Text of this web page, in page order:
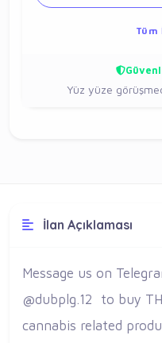
Tüm
Yüz yüze
İlan Açıklaması
Message us on
@dubplg.12 to buy
cannabis related